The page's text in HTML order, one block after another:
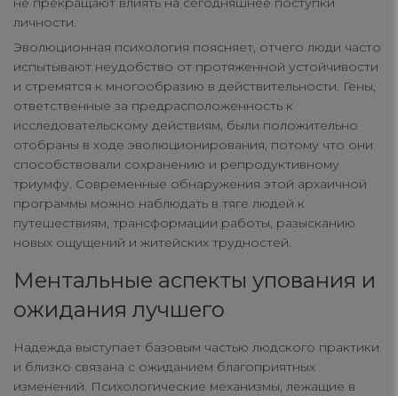
личности.
Эволюционная психология поясняет, отчего люди часто
испытывают неудобство от протяженной устойчивости
и стремятся к многообразию в действительности. Гены,
ответственные за предрасположенность к
исследовательскому действиям, были положительно
отобраны в ходе эволюционирования, потому что они
способствовали сохранению и репродуктивному
триумфу. Современные обнаружения этой архаичной
программы можно наблюдать в тяге людей к
путешествиям, трансформации работы, разысканию
новых ощущений и житейских трудностей.
Ментальные аспекты упования и
ожидания лучшего
Надежда выступает базовым частью людского практики
и близко связана с ожиданием благоприятных
изменений. Психологические механизмы, лежащие в